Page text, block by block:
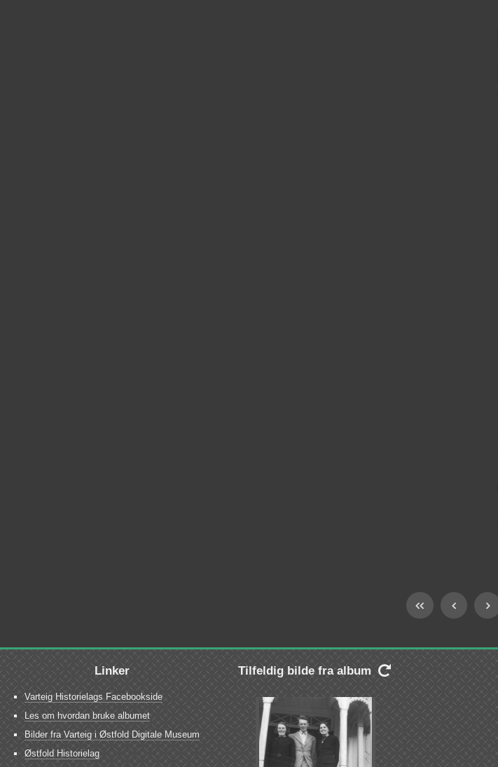
Linker
Varteig Historielags Facebookside
Les om hvordan bruke albumet
Bilder fra Varteig i Østfold Digitale Museum
Østfold Historielag
Tilfeldig bilde fra album 